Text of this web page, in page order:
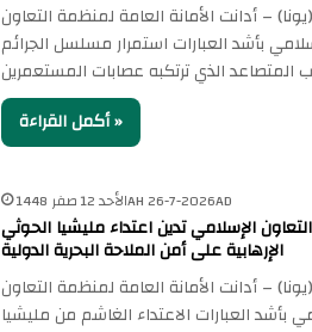
– أدانت الأمانة العامة لمنظمة التعاون
بأشد العبارات استمرار مسلسل الجرائم
أكمل القراءة »
الأحد 12 صفر 1448AH 26-7-2026AD
الإسلامي تدين اعتداء مليشيا الحوثي
الإرهابية على أمن الملاحة البحرية الدولية
– أدانت الأمانة العامة لمنظمة التعاون
بأشد العبارات الاعتداء الغاشم من مليشيا